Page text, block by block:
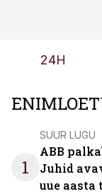
24H
1
SUUR LUGU
ABB
Juhid
uue aasta